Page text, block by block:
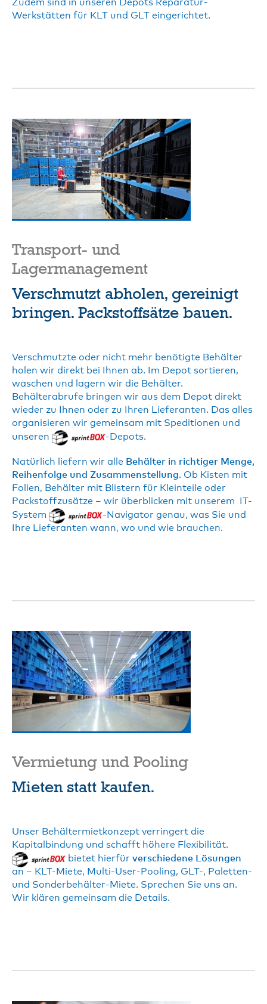
Zudem sind in unseren Depots Reparatur-
Werkstätten für KLT und GLT eingerichtet.
Transport- und
Lagermanagement
Verschmutzt abholen, gereinigt
bringen. Packstoffsätze bauen.
Verschmutzte oder nicht mehr benötigte Behälter
holen wir direkt bei Ihnen ab. Im Depot sortieren,
waschen und lagern wir die Behälter.
Behälterabrufe bringen wir aus dem Depot direkt
wieder zu Ihnen oder zu Ihren Lieferanten. Das alles
organisieren wir gemeinsam mit Speditionen und
unseren
-Depots.
Natürlich liefern wir alle Behälter in richtiger Menge,
Reihenfolge und Zusammenstellung. Ob Kisten mit
Folien, Behälter mit Blistern für Kleinteile oder
Packstoffzusätze – wir überblicken mit unserem IT-
System
-Navigator genau, was Sie und
Ihre Lieferanten wann, wo und wie brauchen.
Vermietung und Pooling
Mieten statt kaufen.
Unser Behältermietkonzept verringert die
Kapitalbindung und schafft höhere Flexibilität.
bietet hierfür verschiedene Lösungen
an – KLT-Miete, Multi-User-Pooling, GLT-, Paletten-
und Sonderbehälter-Miete. Sprechen Sie uns an.
Wir klären gemeinsam die Details.